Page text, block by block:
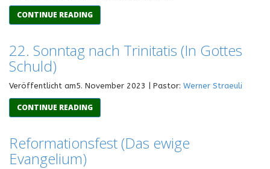
CONTINUE READING
22. Sonntag nach Trinitatis (In Gottes
Schuld)
Veröffentlicht am5. November 2023 | Pastor: Werner Straeuli
CONTINUE READING
Reformationsfest (Das ewige
Evangelium)